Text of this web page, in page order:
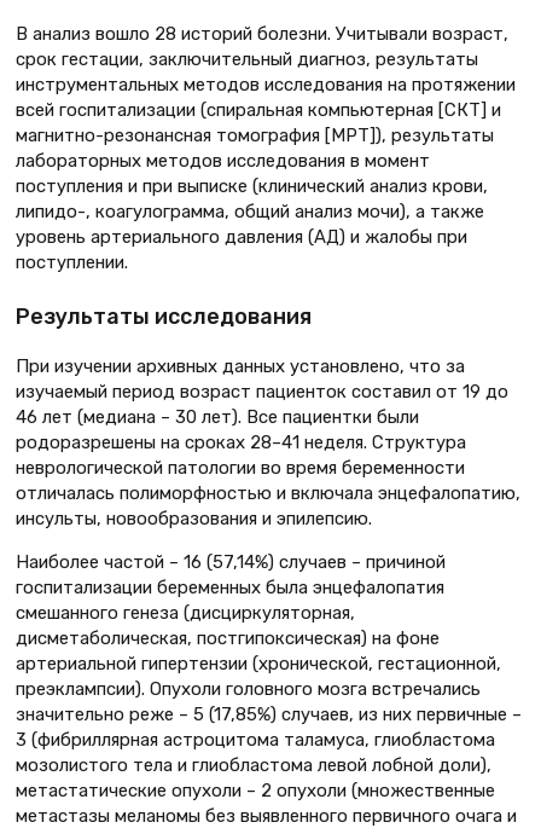
В анализ вошло 28 историй болезни. Учитывали возраст,
срок гестации, заключительный диагноз, результаты
инструментальных методов исследования на протяжении
всей госпитализации (спиральная компьютерная [СКТ] и
магнитно-резонансная томография [МРТ]), результаты
лабораторных методов исследования в момент
поступления и при выписке (клинический анализ крови,
липидо-, коагулограмма, общий анализ мочи), а также
уровень артериального давления (АД) и жалобы при
поступлении.
Результаты исследования
При изучении архивных данных установлено, что за
изучаемый период возраст пациенток составил от 19 до
46 лет (медиана – 30 лет). Все пациентки были
родоразрешены на сроках 28–41 неделя. Структура
неврологической патологии во время беременности
отличалась полиморфностью и включала энцефалопатию,
инсульты, новообразования и эпилепсию.
Наиболее частой – 16 (57,14%) случаев – причиной
госпитализации беременных была энцефалопатия
смешанного генеза (дисциркуляторная,
дисметаболическая, постгипоксическая) на фоне
артериальной гипертензии (хронической, гестационной,
преэклампсии). Опухоли головного мозга встречались
значительно реже – 5 (17,85%) случаев, из них первичные –
3 (фибриллярная астроцитома таламуса, глиобластома
мозолистого тела и глиобластома левой лобной доли),
метастатические опухоли – 2 опухоли (множественные
метастазы меланомы без выявленного первичного очага и